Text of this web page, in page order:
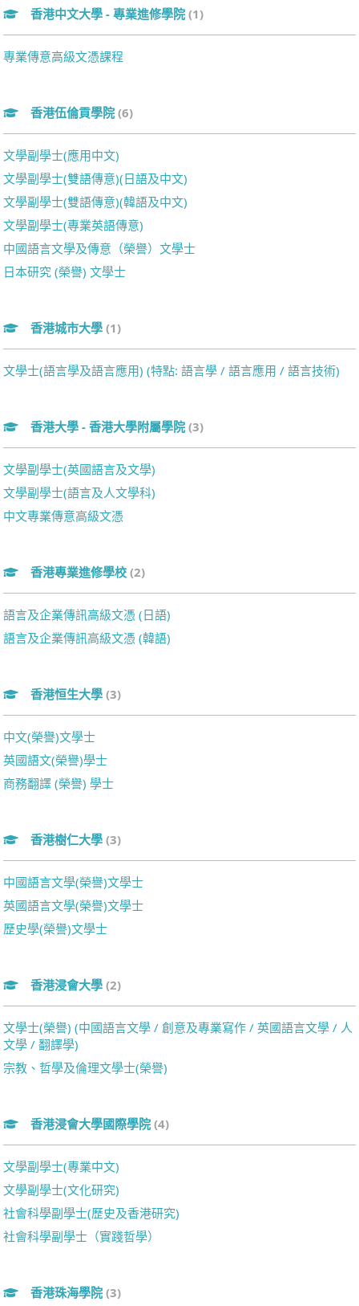
香港中文大學 - 專業進修學院 (1)
專業傳意高級文憑課程
香港伍倫貢學院 (6)
文學副學士(應用中文)
文學副學士(雙語傳意)(日語及中文)
文學副學士(雙語傳意)(韓語及中文)
文學副學士(專業英語傳意)
中國語言文學及傳意（榮譽）文學士
日本研究 (榮譽) 文學士
香港城市大學 (1)
文學士(語言學及語言應用) (特點: 語言學 / 語言應用 / 語言技術)
香港大學 - 香港大學附屬學院 (3)
文學副學士(英國語言及文學)
文學副學士(語言及人文學科)
中文專業傳意高級文憑
香港專業進修學校 (2)
語言及企業傳訊高級文憑 (日語)
語言及企業傳訊高級文憑 (韓語)
香港恒生大學 (3)
中文(榮譽)文學士
英國語文(榮譽)學士
商務翻譯 (榮譽) 學士
香港樹仁大學 (3)
中國語言文學(榮譽)文學士
英國語言文學(榮譽)文學士
歷史學(榮譽)文學士
香港浸會大學 (2)
文學士(榮譽) (中國語言文學 / 創意及專業寫作 / 英國語言文學 / 人
文學 / 翻譯學)
宗教、哲學及倫理文學士(榮譽)
香港浸會大學國際學院 (4)
文學副學士(專業中文)
文學副學士(文化研究)
社會科學副學士(歷史及香港研究)
社會科學副學士（實踐哲學）
香港珠海學院 (3)